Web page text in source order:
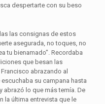
despertarte con su beso
las consignas de estos
asegurada, no toques, no
tu bienamado”. Recordaba
que besan las
abrazando al
su campana hasta
abrazó lo que más temía. De
la última entrevista que le